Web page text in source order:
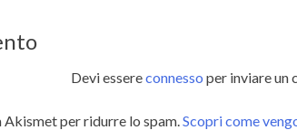
Devi essereconnesso per inviare un
per ridurre lo spam.Scopri come